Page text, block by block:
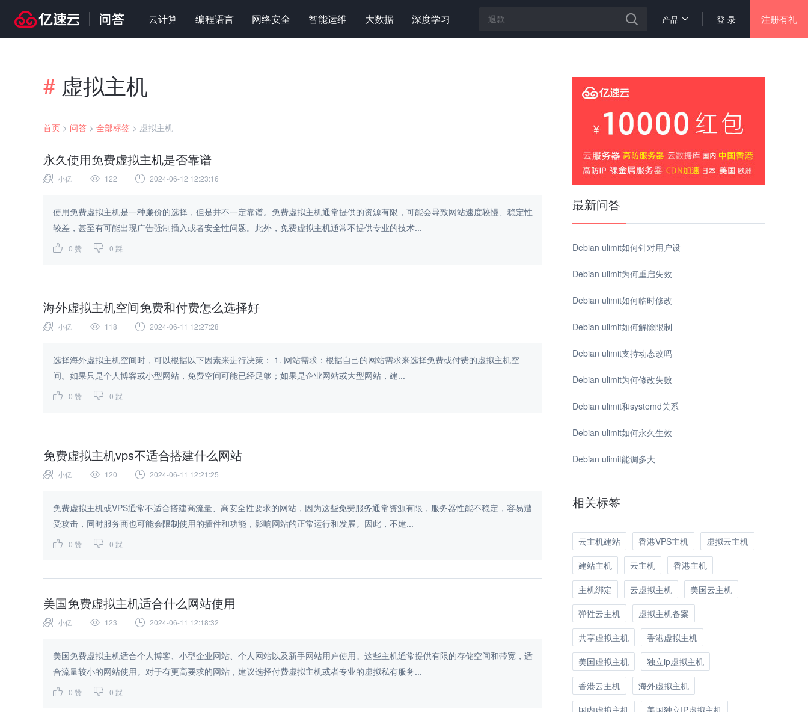
云计算 编程语言 网络安全 智能运维 大数据 深度学习 登 录 注册有礼
产品
# 虚拟主机
首页 > 问答 > 全部标签 > 虚拟主机
永久使用免费虚拟主机是否靠谱
小亿 122 2024-06-12 12:23:16
使用免费虚拟主机是一种廉价的选择，但是并不一定靠谱。免费虚拟主机通常提供的资源有限，可能会导致网站速度较慢、稳定性
较差，甚至有可能出现广告强制插入或者安全性问题。此外，免费虚拟主机通常不提供专业的技术...
0 赞 0 踩
海外虚拟主机空间免费和付费怎么选择好
小亿 118 2024-06-11 12:27:28
选择海外虚拟主机空间时，可以根据以下因素来进行决策： 1. 网站需求：根据自己的网站需求来选择免费或付费的虚拟主机空
间。如果只是个人博客或小型网站，免费空间可能已经足够；如果是企业网站或大型网站，建...
0 赞 0 踩
免费虚拟主机vps不适合搭建什么网站
小亿 120 2024-06-11 12:21:25
免费虚拟主机或VPS通常不适合搭建高流量、高安全性要求的网站，因为这些免费服务通常资源有限，服务器性能不稳定，容易遭
受攻击，同时服务商也可能会限制使用的插件和功能，影响网站的正常运行和发展。因此，不建...
0 赞 0 踩
美国免费虚拟主机适合什么网站使用
小亿 123 2024-06-11 12:18:32
美国免费虚拟主机适合个人博客、小型企业网站、个人网站以及新手网站用户使用。这些主机通常提供有限的存储空间和带宽，适
合流量较小的网站使用。对于有更高要求的网站，建议选择付费虚拟主机或者专业的虚拟私有服务...
0 赞 0 踩
最新问答
Debian ulimit如何针对用户设
Debian ulimit为何重启失效
Debian ulimit如何临时修改
Debian ulimit如何解除限制
Debian ulimit支持动态改吗
Debian ulimit为何修改失败
Debian ulimit和systemd关系
Debian ulimit如何永久生效
Debian ulimit能调多大
相关标签
云主机建站 香港VPS主机
虚拟云主机
建站主机
云主机
香港主机
主机绑定
云虚拟主机
美国云主机
弹性云主机
虚拟主机备案
共享虚拟主机
香港虚拟主机
美国虚拟主机
独立ip虚拟主机
香港云主机
海外虚拟主机
国内虚拟主机
美国独立IP虚拟主机